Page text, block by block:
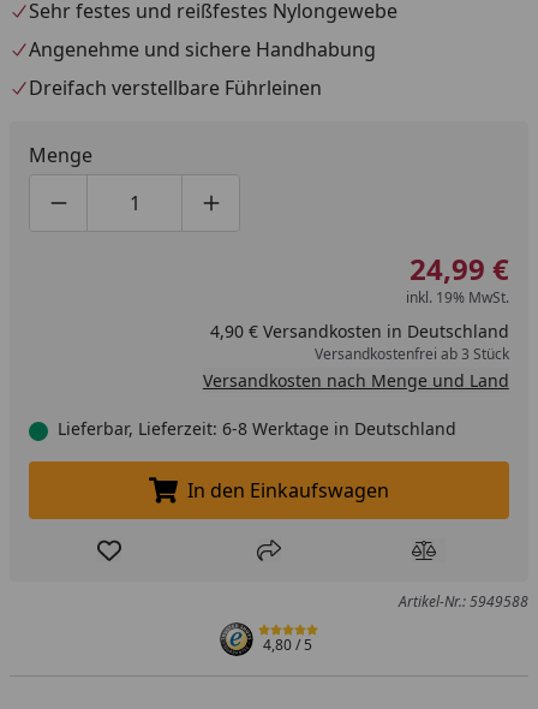
Sehr festes und reißfestes Nylongewebe
Angenehme und sichere Handhabung
Dreifach verstellbare Führleinen
Menge
Produktmenge um eins verringern
Produktmenge manuell eingeben
Produktmenge um eins erhöhen
24,99 €
inkl. 19% MwSt.
4,90 € Versandkosten in Deutschland
Versandkostenfrei ab 3 Stück
Versandkosten nach Menge und Land
Lieferbar, Lieferzeit: 6-8 Werktage in Deutschland
In den Einkaufswagen legen
In den Einkaufswagen
Produkt zur Wunschliste hinzufügen
Teilen Produkt
Artikel-Nr.: 5949588
4,80/ 5